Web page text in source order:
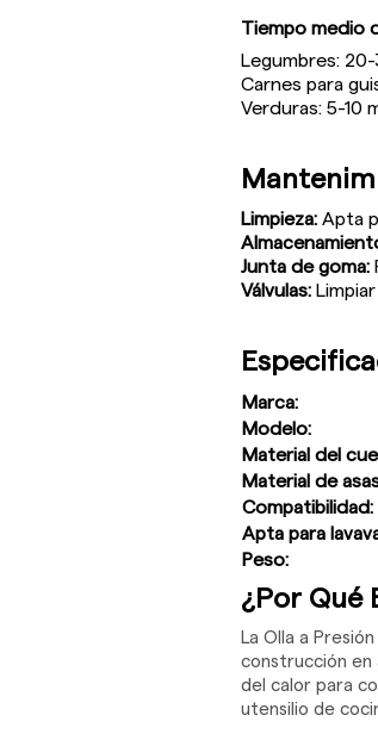
Tiempo medio
Legumbres:
Carnes para
Verduras: 5-10
Limpieza:Apta
Junta de goma:
Válvulas:
Marca:
Modelo:
Material del
Material de
Compatibilidad:
Apta para
Peso:
¿Por Qué
La Olla a
construcción en
del calor para
utensilio de